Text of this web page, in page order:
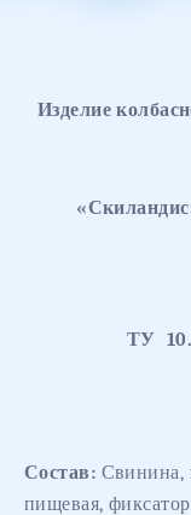
Изделие
ТУ
Состав: Свинина,
пищевая,